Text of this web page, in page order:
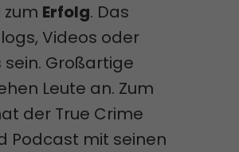
zum Erfolg. Das
Videos oder
sein. Großartige
Leute an. Zum
der True Crime
Podcast mit seinen